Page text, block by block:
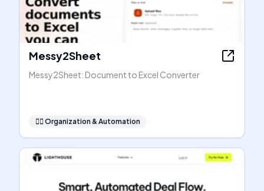
Messy2Sheet
Messy2Sheet: Document to Excel Converter
🧞‍♂️ Organization & Automation